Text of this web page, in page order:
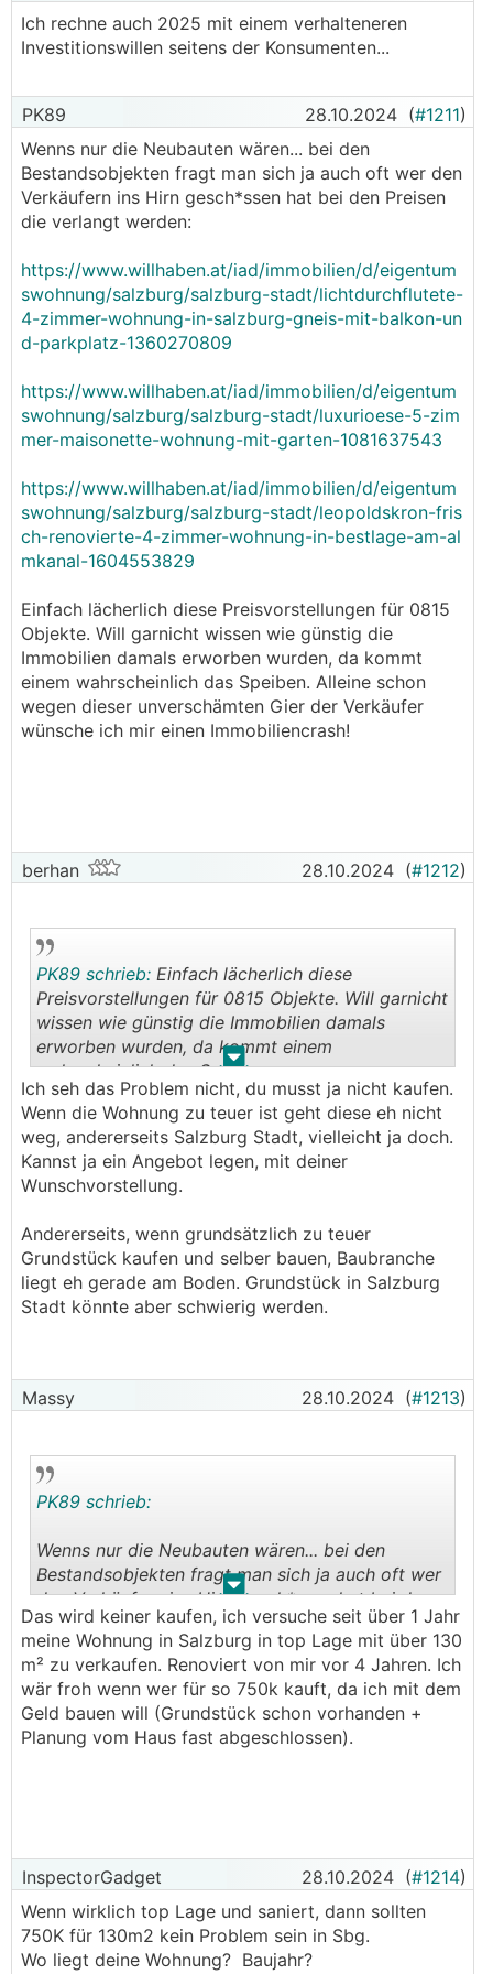
Ich rechne auch 2025 mit einem verhalteneren
Investitionswillen seitens der Konsumenten...
PK89 28.10.2024 (#1211)
Wenns nur die Neubauten wären... bei den
Bestandsobjekten fragt man sich ja auch oft wer den
Verkäufern ins Hirn gesch*ssen hat bei den Preisen
die verlangt werden:
https://www.willhaben.at/iad/immobilien/d/eigentum
swohnung/salzburg/salzburg-stadt/lichtdurchflutete-
4-zimmer-wohnung-in-salzburg-gneis-mit-balkon-un
d-parkplatz-1360270809
https://www.willhaben.at/iad/immobilien/d/eigentum
swohnung/salzburg/salzburg-stadt/luxurioese-5-zim
mer-maisonette-wohnung-mit-garten-1081637543
https://www.willhaben.at/iad/immobilien/d/eigentum
swohnung/salzburg/salzburg-stadt/leopoldskron-fris
ch-renovierte-4-zimmer-wohnung-in-bestlage-am-al
mkanal-1604553829
Einfach lächerlich diese Preisvorstellungen für 0815
Objekte. Will garnicht wissen wie günstig die
Immobilien damals erworben wurden, da kommt
einem wahrscheinlich das Speiben. Alleine schon
wegen dieser unverschämten Gier der Verkäufer
wünsche ich mir einen Immobiliencrash!
berhan 28.10.2024 (#1212)
. .
PK89 schrieb: Einfach lächerlich diese
Preisvorstellungen für 0815 Objekte. Will garnicht
wissen wie günstig die Immobilien damals
erworben wurden, da kommt einem
wahrscheinlich das Speiben
Ich seh das Problem nicht, du musst ja nicht kaufen.
Wenn die Wohnung zu teuer ist geht diese eh nicht
weg, andererseits Salzburg Stadt, vielleicht ja doch.
Kannst ja ein Angebot legen, mit deiner
Wunschvorstellung.
Andererseits, wenn grundsätzlich zu teuer
Grundstück kaufen und selber bauen, Baubranche
liegt eh gerade am Boden. Grundstück in Salzburg
Stadt könnte aber schwierig werden.
Massy 28.10.2024 (#1213)
. .
PK89 schrieb:
Wenns nur die Neubauten wären... bei den
Bestandsobjekten fragt man sich ja auch oft wer
den Verkäufern ins Hirn gesch*ssen hat bei den
Preisen die verlangt werden:
https://www.willhaben.at/iad/immobilien/d/eigent
umswohnung/salzburg/salzburg-stadt/lichtdurchf
lutete-4-zimmer-wohnung-in-salzburg-gneis-mit-
balkon-und-parkplatz-1360270809
637543
https://www.willhaben.at/iad/immobilien/d/eigent
umswohnung/salzburg/salzburg-stadt/leopoldskr
on-frisch-renovierte-4-zimmer-wohnung-in-bestl
Das wird keiner kaufen, ich versuche seit über 1 Jahr
meine Wohnung in Salzburg in top Lage mit über 130
m² zu verkaufen. Renoviert von mir vor 4 Jahren. Ich
wär froh wenn wer für so 750k kauft, da ich mit dem
Geld bauen will (Grundstück schon vorhanden +
Planung vom Haus fast abgeschlossen).
InspectorGadget 28.10.2024 (#1214)
Wenn wirklich top Lage und saniert, dann sollten
750K für 130m2 kein Problem sein in Sbg.
Wo liegt deine Wohnung? Baujahr?